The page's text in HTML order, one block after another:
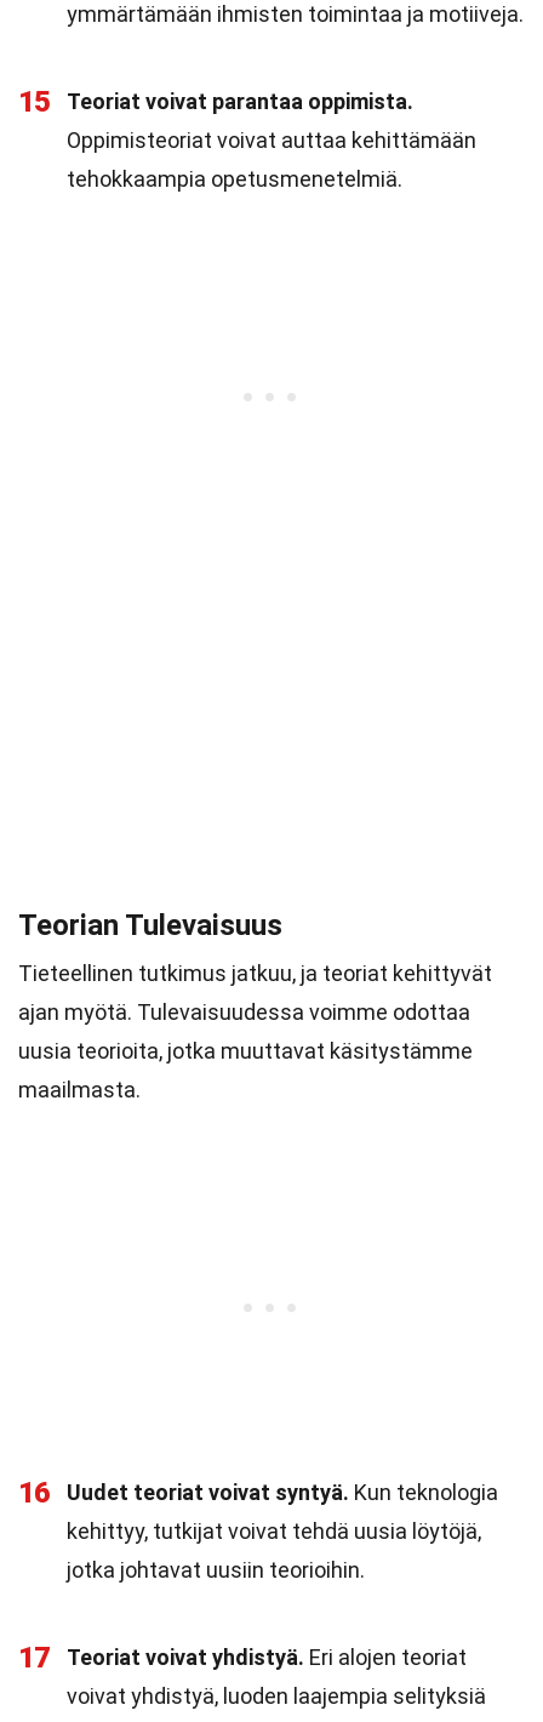
ymmärtämään ihmisten toimintaa ja motiiveja.
15
Teoriat voivat parantaa oppimista.
Oppimisteoriat voivat auttaa kehittämään
tehokkaampia opetusmenetelmiä.
Teorian Tulevaisuus
Tieteellinen tutkimus jatkuu, ja teoriat kehittyvät
ajan myötä. Tulevaisuudessa voimme odottaa
uusia teorioita, jotka muuttavat käsitystämme
maailmasta.
16 Uudet teoriat voivat syntyä. Kun teknologia
kehittyy, tutkijat voivat tehdä uusia löytöjä,
jotka johtavat uusiin teorioihin.
17 Teoriat voivat yhdistyä. Eri alojen teoriat
voivat yhdistyä, luoden laajempia selityksiä